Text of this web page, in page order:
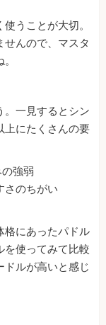
うことが大切。
せんので、マスタ
。一見するとシン
上にたくさんの要
強弱
さのちがい
格にあったパドル
を使ってみて比較
ドルが高いと感じ